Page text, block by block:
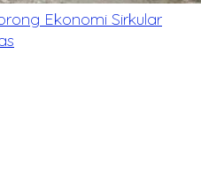
Ekonomi Sirkular